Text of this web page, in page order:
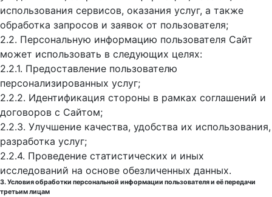
использования сервисов, оказания услуг, а также
обработка запросов и заявок от пользователя;
2.2. Персональную информацию пользователя Сайт
может использовать в следующих целях:
2.2.1. Предоставление пользователю
персонализированных услуг;
2.2.2. Идентификация стороны в рамках соглашений и
договоров с Сайтом;
2.2.3. Улучшение качества, удобства их использования,
разработка услуг;
2.2.4. Проведение статистических и иных
исследований на основе обезличенных данных.
3. Условия обработки персональной информации пользователя и её передачи
третьим лицам